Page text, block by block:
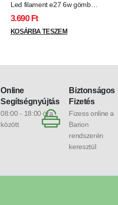
Led filament e27 6w gömb
125mm Borostyánsárga
3.690 Ft
KOSÁRBA TESZEM
Online
Segítségnyújtás
08:00 - 18:00 óra
között
Biztonságos
Fizetés
Fizess online a
Barion
rendszerén
keresztül